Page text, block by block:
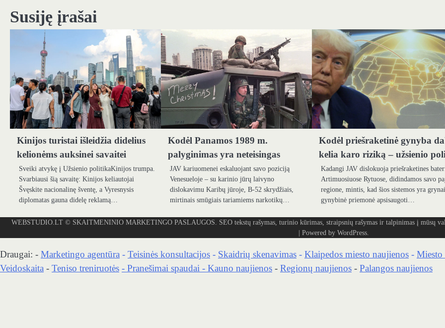
įrašų
Susiję įrašai
Kinijos turistai išleidžia didelius
kelionėms auksinei savaitei
Sveiki atvykę į Užsienio politikaKinijos trumpa.
Svarbiausi šią savaitę: Kinijos keliautojai
Švęskite nacionalinę šventę, a Vyresnysis
diplomatas gauna didelę reklamą…
Kodėl Panamos 1989 m.
palyginimas yra neteisingas
JAV kariuomenei eskaluojant savo poziciją
Venesueloje – su karinio jūrų laivyno
dislokavimu Karibų jūroje, B-52 skrydžiais,
mirtinais smūgiais tariamiems narkotikų…
Kodėl priešraketinė gynyba
kelia karo riziką – užsienio
Kadangi JAV dislokuoja priešraketines
Artimuosiuose Rytuose, didindamos savo
regione, mintis, kad šios sistemos yra
gynybinė priemonė apsisaugoti…
WEBSTUDIO.LT© SKAITMENINIO MARKETINGO PASLAUGOS. SEO tekstų rašymas, turinio kūrimas, straipsnių rašymas ir talpinimas į mūsų
| Powered by WordPress.
Draugai: - Marketingo agentūra - Teisinės konsultacijos - Skaidrių skenavimas - Klaipedos miesto naujienos - Miesto
Veidoskaita - Teniso treniruotės - Pranešimai spaudai - Kauno naujienos - Regionų naujienos - Palangos naujienos